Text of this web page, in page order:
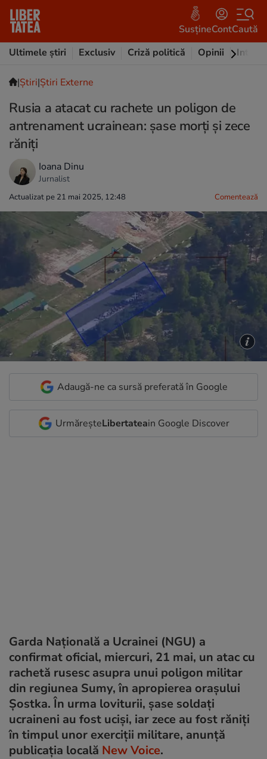
SusțineContCaută
Ultimele știri
Exclusiv Criză politică Opinii
|Ştiri|Știri Externe
Rusia a atacat cu rachete un poligon de
antrenament ucrainean: șase morți și zece
răniți
Ioana Dinu
Jurnalist
Actualizat pe 21 mai 2025, 12:48 Comentează
Adaugă-ne ca sursă preferată în Google
UrmăreșteLibertateain Google Discover
Garda Națională a Ucrainei (NGU) a
confirmat oficial, miercuri, 21 mai, un atac cu
rachetă rusesc asupra unui poligon militar
din regiunea Sumy, în apropierea orașului
Șostka. În urma loviturii, șase soldați
ucraineni au fost uciși, iar zece au fost răniți
în timpul unor exerciții militare, anunță
publicația locală New Voice.